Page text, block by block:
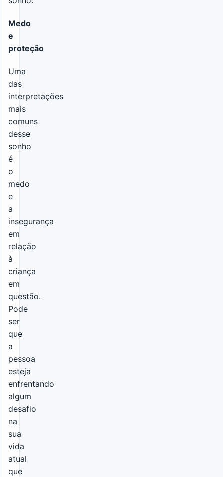
Medo
e
proteção
Uma
das
interpretações
mais
comuns
desse
sonho
é
o
medo
e
a
insegurança
em
relação
à
criança
em
questão.
Pode
ser
que
a
pessoa
esteja
enfrentando
algum
desafio
na
sua
vida
atual
que